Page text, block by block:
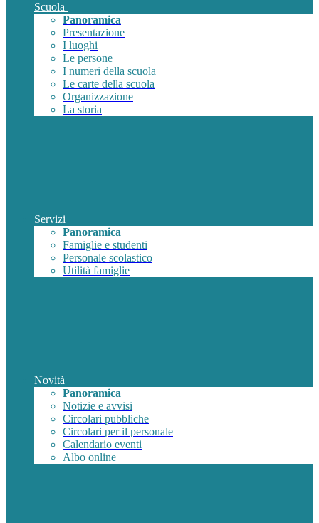
Scuola
Panoramica
Presentazione
I luoghi
Le persone
I numeri della scuola
Le carte della scuola
Organizzazione
La storia
Servizi
Panoramica
Famiglie e studenti
Personale scolastico
Utilità famiglie
Novità
Panoramica
Notizie e avvisi
Circolari pubbliche
Circolari per il personale
Calendario eventi
Albo online